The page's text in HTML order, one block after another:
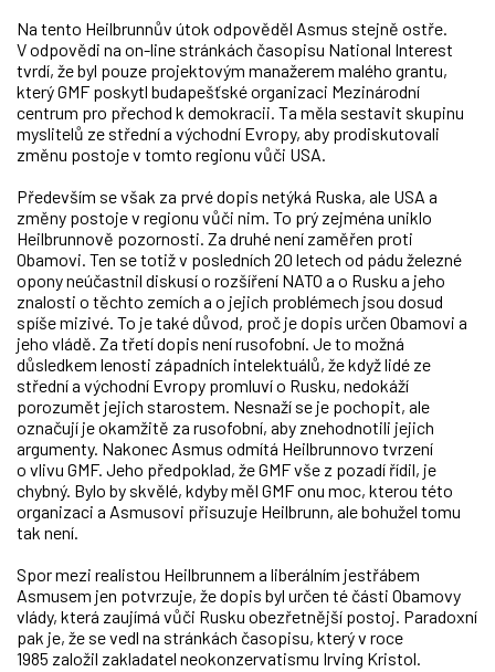
Na tento Heilbrunnův útok odpověděl Asmus stejně ostře.
V odpovědi na on-line stránkách časopisu National Interest
tvrdí, že byl pouze projektovým manažerem malého grantu,
který GMF poskytl budapešťské organizaci Mezinárodní
centrum pro přechod k demokracii. Ta měla sestavit skupinu
myslitelů ze střední a východní Evropy, aby prodiskutovali
změnu postoje v tomto regionu vůči USA.
Především se však za prvé dopis netýká Ruska, ale USA a
změny postoje v regionu vůči nim. To prý zejména uniklo
Heilbrunnově pozornosti. Za druhé není zaměřen proti
Obamovi. Ten se totiž v posledních 20 letech od pádu železné
opony neúčastnil diskusí o rozšíření NATO a o Rusku a jeho
znalosti o těchto zemích a o jejich problémech jsou dosud
spíše mizivé. To je také důvod, proč je dopis určen Obamovi a
jeho vládě. Za třetí dopis není rusofobní. Je to možná
důsledkem lenosti západních intelektuálů, že když lidé ze
střední a východní Evropy promluví o Rusku, nedokáží
porozumět jejich starostem. Nesnaží se je pochopit, ale
označují je okamžitě za rusofobní, aby znehodnotili jejich
argumenty. Nakonec Asmus odmítá Heilbrunnovo tvrzení
o vlivu GMF. Jeho předpoklad, že GMF vše z pozadí řídil, je
chybný. Bylo by skvělé, kdyby měl GMF onu moc, kterou této
organizaci a Asmusovi přisuzuje Heilbrunn, ale bohužel tomu
tak není.
Spor mezi realistou Heilbrunnem a liberálním jestřábem
Asmusem jen potvrzuje, že dopis byl určen té části Obamovy
vlády, která zaujímá vůči Rusku obezřetnější postoj. Paradoxní
pak je, že se vedl na stránkách časopisu, který v roce
1985 založil zakladatel neokonzervatismu Irving Kristol.